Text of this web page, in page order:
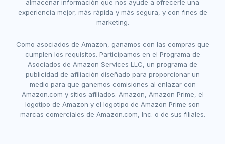
almacenar información que nos ayude a ofrecerle una
experiencia mejor, más rápida y más segura, y con fines de
marketing.
Como asociados de Amazon, ganamos con las compras que
cumplen los requisitos. Participamos en el Programa de
Asociados de Amazon Services LLC, un programa de
publicidad de afiliación diseñado para proporcionar un
medio para que ganemos comisiones al enlazar con
Amazon.com y sitios afiliados. Amazon, Amazon Prime, el
logotipo de Amazon y el logotipo de Amazon Prime son
marcas comerciales de Amazon.com, Inc. o de sus filiales.